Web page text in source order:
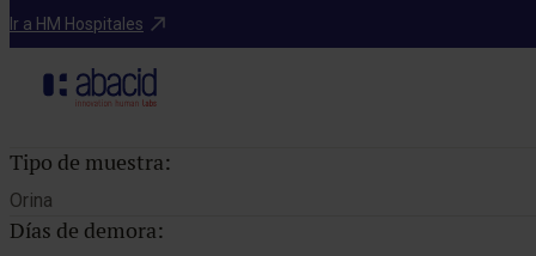
Ir a HM Hospitales
Catálogo de pruebas
Tipo de muestra:
Orina
Días de demora: